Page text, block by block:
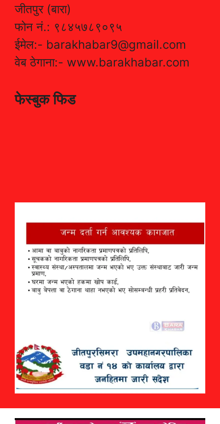
जीतपुर (बारा)
फोन नं.: ९८४५७८९०९५
ईमेल:- barakhabar9@gmail.com
वेब ठेगाना:- www.barakhabar.com
फेस्बुक फिड